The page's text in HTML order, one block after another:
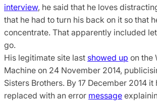
interview, he said that he loves
that he had to turn his back on it so that
concentrate. That apparently included
go.
His legitimate site last showed up on the
Machine on 24 November 2014,
Sisters Brothers. By 17 December 2014 it
replaced with an error message